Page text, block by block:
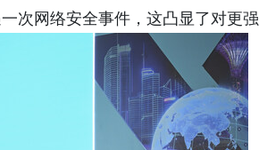
次网络安全事件，这凸显了对更强